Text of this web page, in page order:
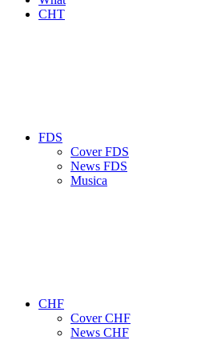
CHT
FDS
Cover FDS
News FDS
Musica
CHF
Cover CHF
News CHF